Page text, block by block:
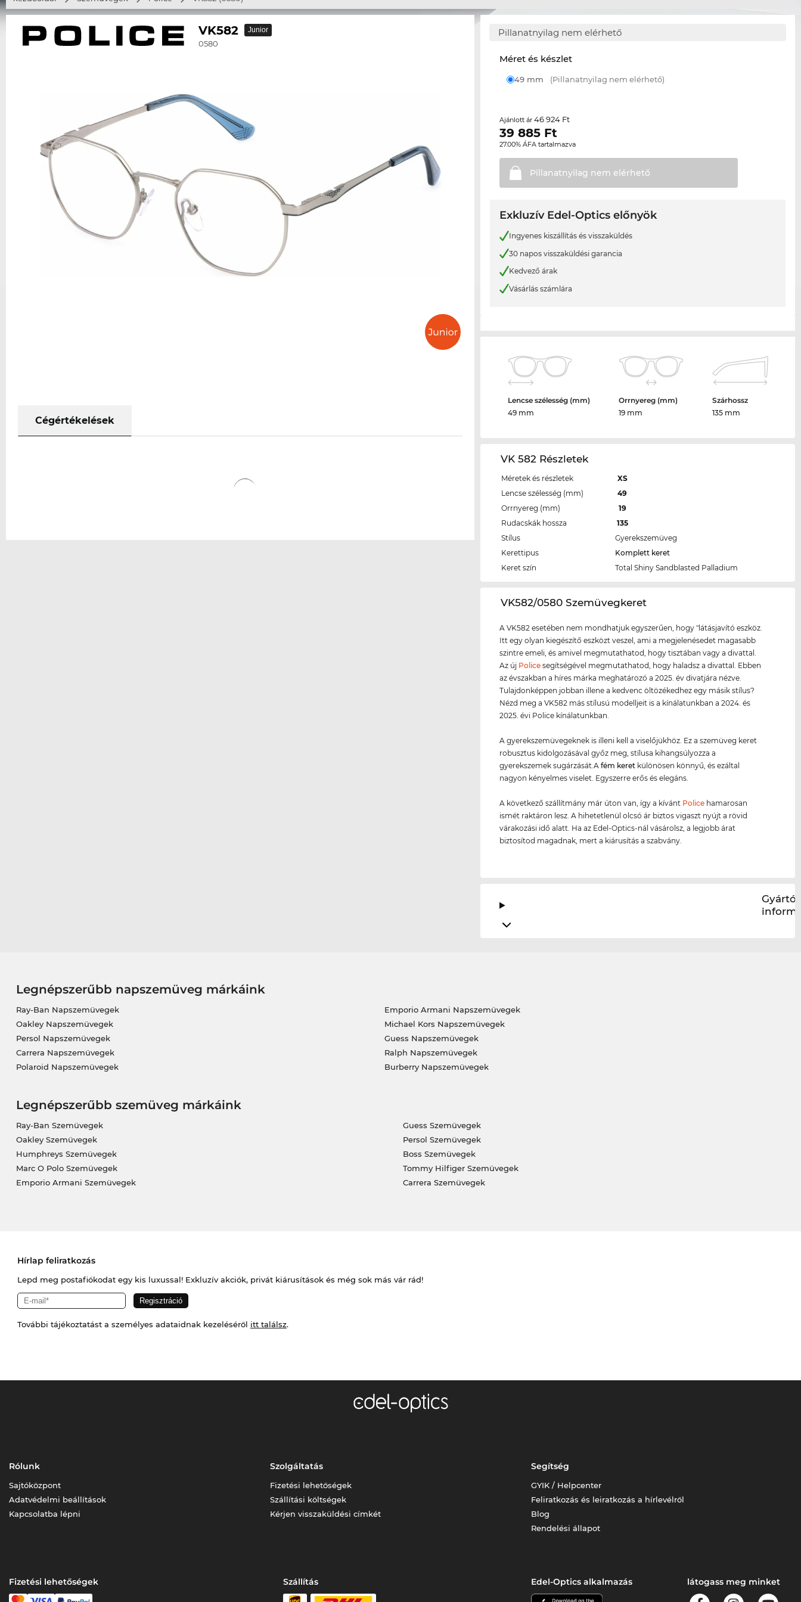
VK582
0580
Junior
Cégértékelések
Pillanatnyilag nem elérhető
Méret és készlet
49 mm (Pillanatnyilag nem elérhető)
Ajánlott ár46 924 Ft
39 885 Ft
27.00% ÁFA tartalmazva
Pillanatnyilag nem elérhető
Exkluzív Edel-Optics előnyök
Ingyenes kiszállítás és visszaküldés
30 napos visszaküldési garancia
Kedvező árak
Vásárlás számlára
Lencse szélesség (mm)
49 mm
Orrnyereg (mm)
19 mm
Szárhossz
135 mm
VK 582 Részletek
Méretek és részletek
XS
Lencse szélesség (mm)
49
Orrnyereg (mm)
19
Rudacskák hossza
135
Stílus
Gyerekszemüveg
Kerettipus
Komplett keret
Keret szín
Total Shiny Sandblasted Palladium
‌VK582/0580 Szemüvegkeret
A VK582 esetében nem mondhatjuk egyszerűen, hogy "látásjavító eszköz.
Itt egy olyan kiegészítő eszközt veszel, ami a megjelenésedet magasabb
szintre emeli, és amivel megmutathatod, hogy tisztában vagy a divattal.
Az új Police segítségével megmutathatod, hogy haladsz a divattal. Ebben
az évszakban a híres márka meghatározó a 2025. év divatjára nézve.
Tulajdonképpen jobban illene a kedvenc öltözékedhez egy másik stílus?
Nézd meg a VK582 más stílusú modelljeit is a kínálatunkban a 2024. és
2025. évi Police kínálatunkban.
A gyerekszemüvegeknek is illeni kell a viselőjükhöz. Ez a szemüveg keret
robusztus kidolgozásával győz meg, stílusa kihangsúlyozza a
gyerekszemek sugárzását.Afém keret különösen könnyű, és ezáltal
nagyon kényelmes viselet. Egyszerre erős és elegáns.
A következő szállítmány már úton van, így a kívánt Police hamarosan
ismét raktáron lesz. A hihetetlenül olcsó ár biztos vigaszt nyújt a rövid
várakozási idő alatt. Ha az Edel-Optics-nál vásárolsz, a legjobb árat
biztosítod magadnak, mert a kiárusítás a szabvány.
Gyártói
Legnépszerűbb napszemüveg márkáink
Ray-Ban Napszemüvegek
Oakley Napszemüvegek
Persol Napszemüvegek
Carrera Napszemüvegek
Polaroid Napszemüvegek
Emporio Armani Napszemüvegek
Michael Kors Napszemüvegek
Guess Napszemüvegek
Ralph Napszemüvegek
Burberry Napszemüvegek
Legnépszerűbb szemüveg márkáink
Ray-Ban Szemüvegek
Oakley Szemüvegek
Humphreys Szemüvegek
Marc O Polo Szemüvegek
Emporio Armani Szemüvegek
Guess Szemüvegek
Persol Szemüvegek
Boss Szemüvegek
Tommy Hilfiger Szemüvegek
Carrera Szemüvegek
Hírlap feliratkozás
Lepd meg postafiókodat egy kis luxussal! Exkluzív akciók, privát kiárusítások és még sok más vár rád!
További tájékoztatást a személyes adataidnak kezeléséről itt találsz.
Rólunk
Sajtóközpont
Adatvédelmi beállítások
Kapcsolatba lépni
Szolgáltatás
Fizetési lehetőségek
Szállítási költségek
Kérjen visszaküldési címkét
Segítség
GYIK / Helpcenter
Feliratkozás és leiratkozás a hírlevélről
Blog
Rendelési állapot
Fizetési lehetőségek Szállítás Edel-Optics alkalmazás látogass meg minket